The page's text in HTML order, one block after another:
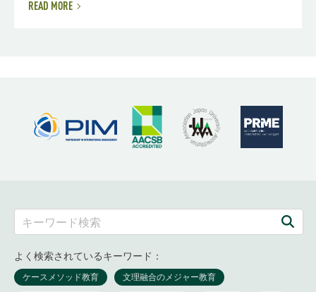
READ MORE
よく検索されているキーワード：